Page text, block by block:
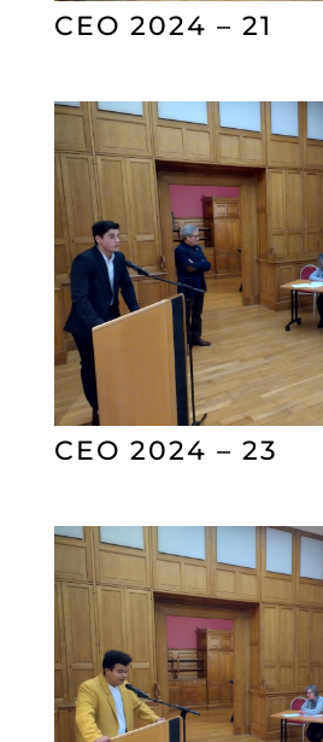
CEO 2024 – 21
CEO 2024 – 23